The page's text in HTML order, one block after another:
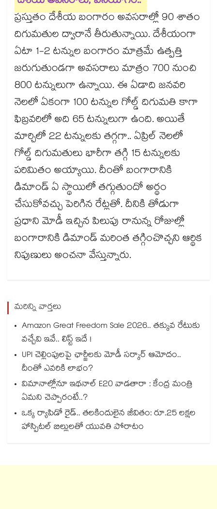
ప్రస్తుతం దేశీయ బంగారం అవసరాల్లో 90 శాతం
దిగుమతుల ద్వారానే తీరుతున్నాయి. దేశీయంగా
ఏటా 1-2 టన్నుల బంగారం మాత్రమే ఉత్పత్తి
జరుగుతుండగా అవసరాలు మాత్రం 700 నుంచి
800 టన్నులుగా ఉన్నాయి. ఈ ఏడాది జనవరి
నెలలో ఏకంగా 100 టన్నుల గోల్డ్ దిగుమతి కాగా
ఫిబ్రవరిలో అది 65 టన్నులుగా ఉంది. అయితే
మార్చిలో 22 టన్నులకు తగ్గగా.. ఏప్రిల్ నెలలో
గోల్డ్ దిగుమతులు భారీగా తగ్గి 15 టన్నులకు
పరిమితం అయ్యాయి. దీంతో బంగారానికి
డిమాండ్ ఏ స్థాయిలో తగ్గుతుందో అర్థం
చేసుకోవచ్చు పెరిగిన రేట్లతో. దీనికి తోడుగా
ప్రధాని మోడీ ఇచ్చిన పిలుపు రానున్న రోజుల్లో
బంగారానికి డిమాండ్ మరింత తగ్గించొచ్చని ఆర్థిక
నిపుణులు అంచనా వేస్తున్నారు.
మరిన్ని వార్తలు
Amazon Great Freedom Sale 2026.. తక్కువ రేటుకు
వచ్చేవి ఇవే.. లిస్ట్ ఇదే !
UPI చెల్లింపులపై ఛార్జీలకు మోడీ సర్కార్ ఆమోదం..
దీంతో ఎవరికి లాభం?
విమానాల్లోనూ ఇథనాల్ E20 వాడతారా : కేంద్ర మంత్రి
ఏమని చెప్పారంటే..?
ఒక్క ర్యాపిడో రైడ్.. తలకిందులైన జీవితం: రూ.25 లక్షల
హాస్పిటల్ బిల్లులతో యువతి పోరాటం